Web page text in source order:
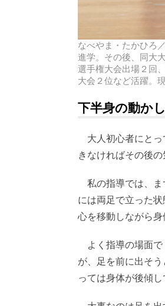
なべやま・たかひろ
進学。その後、同大
選手権大会出場２回
大会２位など活躍。
下半身の動か
大人初心者にとっ
きなければその後
私の指導では、ま
には両足で立った
心を移動しながら身
よく指導の場面で
が、足を前に出そ
っては身体が後傾